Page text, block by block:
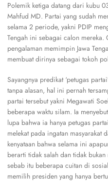
Polemik ketiga datang dari kubu
Mahfud MD. Partai yang sudah
selama 2 periode, yakni PDIP
Tengah ini sebagai calon
pengalaman memimpin Jawa
membuat dirinya sebagai tokoh
Sayangnya predikat ‘petugas
tanpa alasan, hal ini pernah
partai tersebut yakni Megawati
beberapa waktu silam. Ia
lupa bahwa ia hanya petugas
melekat pada ingatan masyarakat
kenyataan bahwa selama ini
berarti tidak salah dan tidak
sebab itu beberapa cuitan di
memilih presiden yang hanya